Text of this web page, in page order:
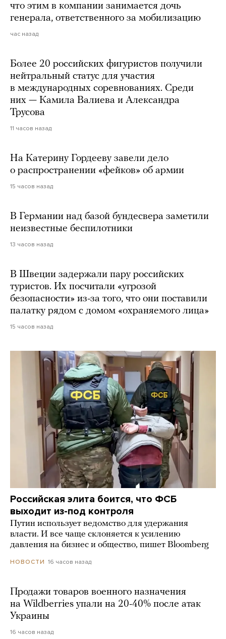
что этим в компании занимается дочь
генерала, ответственного за мобилизацию
час назад
Более 20 российских фигуристов получили
нейтральный статус для участия
в международных соревнованиях. Среди
них — Камила Валиева и Александра
Трусова
11 часов назад
На Катерину Гордееву завели дело
о распространении «фейков» об армии
15 часов назад
В Германии над базой бундесвера заметили
неизвестные беспилотники
13 часов назад
В Швеции задержали пару российских
туристов. Их посчитали «угрозой
безопасности» из-за того, что они поставили
палатку рядом с домом «охраняемого лица»
15 часов назад
Российская элита боится, что ФСБ
выходит из-под контроля
Путин использует ведомство для удержания
власти. И все чаще склоняется к усилению
давления на бизнес и общество, пишет Bloomberg
НОВОСТИ 16 часов назад
Продажи товаров военного назначения
на Wildberries упали на 20-40% после атак
Украины
16 часов назад